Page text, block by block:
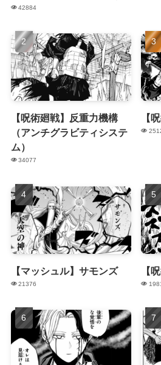
42884
【呪術廻戦】反重力機構
（アンチグラビティシステ
ム）
34077
【
【マッシュル】サモンズ
21376
【